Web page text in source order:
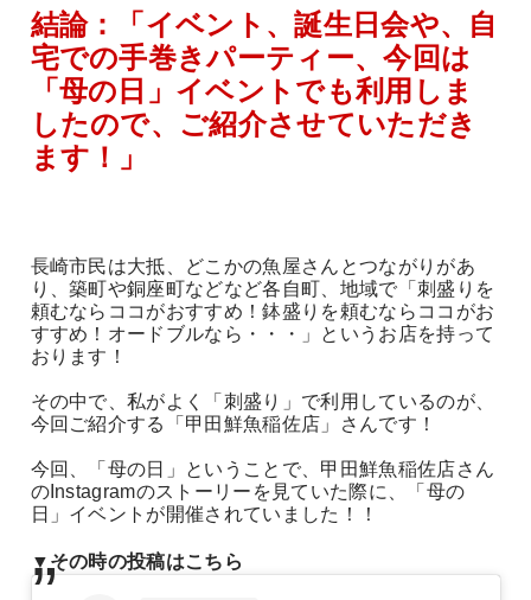
結論：「イベント、誕生日会や、自
宅での手巻きパーティー、今回は
「母の日」イベントでも利用しま
したので、ご紹介させていただき
ます！」
長崎市民は大抵、どこかの魚屋さんとつながりがあ
り、築町や銅座町などなど各自町、地域で「刺盛りを
頼むならココがおすすめ！鉢盛りを頼むならココがお
すすめ！オードブルなら・・・」というお店を持って
おります！
その中で、私がよく「刺盛り」で利用しているのが、
今回ご紹介する「甲田鮮魚稲佐店」さんです！
今回、「母の日」ということで、甲田鮮魚稲佐店さん
のInstagramのストーリーを見ていた際に、「母の
日」イベントが開催されていました！！
▼その時の投稿はこちら